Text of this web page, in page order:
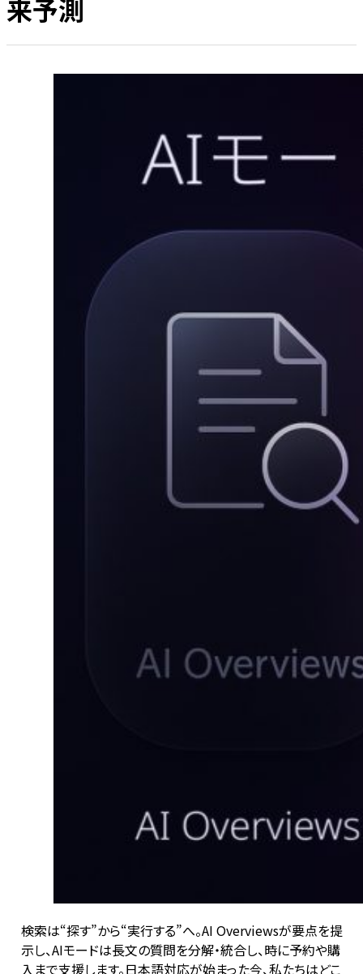
来予測
検索は“探す”から“実行する”へ。AI Overviewsが要点を提
示し、AIモードは長文の質問を分解・統合し、時に予約や購
入まで支援します。日本語対応が始まった今、私たちはどこ